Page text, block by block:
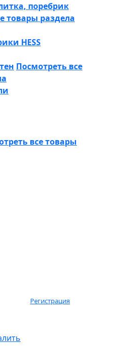
поребрик
товары раздела
HESS
Посмотреть все
все товары
Регистрация